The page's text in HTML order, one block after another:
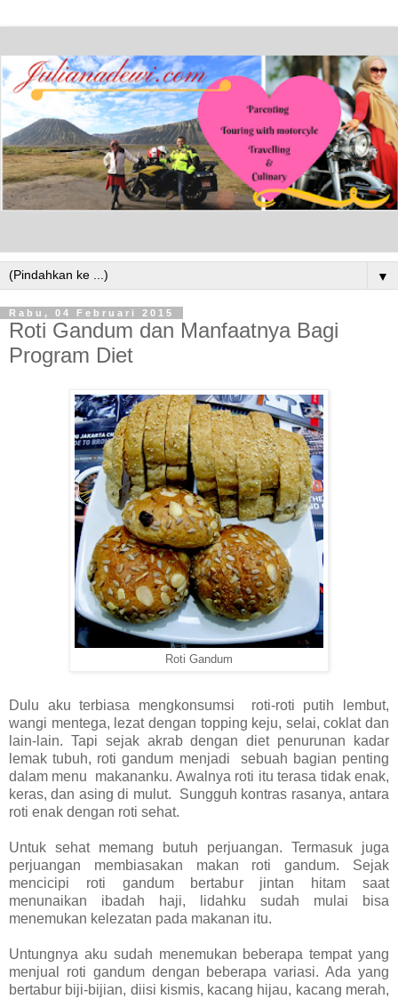
▼
Rabu, 04 Februari 2015
Roti Gandum dan Manfaatnya Bagi
Program Diet
Roti Gandum
Dulu aku terbiasa mengkonsumsi roti-roti putih lembut,
wangi mentega, lezat dengan topping keju, selai, coklat dan
lain-lain. Tapi sejak akrab dengan diet penurunan kadar
lemak tubuh, roti gandum menjadi sebuah bagian penting
dalam menu makananku. Awalnya roti itu terasa tidak enak,
keras, dan asing di mulut. Sungguh kontras rasanya, antara
roti enak dengan roti sehat.
Untuk sehat memang butuh perjuangan. Termasuk juga
perjuangan membiasakan makan roti gandum. Sejak
mencicipi roti gandum bertabur jintan hitam saat
menunaikan ibadah haji, lidahku sudah mulai bisa
menemukan kelezatan pada makanan itu.
Untungnya aku sudah menemukan beberapa tempat yang
menjual roti gandum dengan beberapa variasi. Ada yang
bertabur biji-bijian, diisi kismis, kacang hijau, kacang merah,